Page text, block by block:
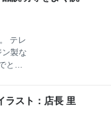
ちわ
ムト
テッ
イン
ーム
混ざ
テレ
製な
とさ
プル
いた
ラスト：店長 里